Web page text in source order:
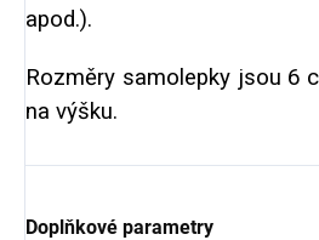
apod.).
Rozměry samolepky jsou 6
na výšku.
Doplňkové parametry